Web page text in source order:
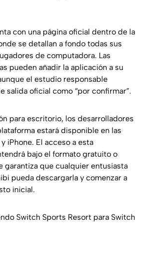
con una página oficial dentro de la
se detallan a fondo todas sus
de computadora. Las
pueden añadir la aplicación a su
el estudio responsable
salida oficial como “por confirmar”.
para escritorio, los desarrolladores
estará disponible en las
iPhone. El acceso a esta
bajo el formato gratuito o
garantiza que cualquier entusiasta
pueda descargarla y comenzar a
inicial.
Switch Sports Resort para Switch